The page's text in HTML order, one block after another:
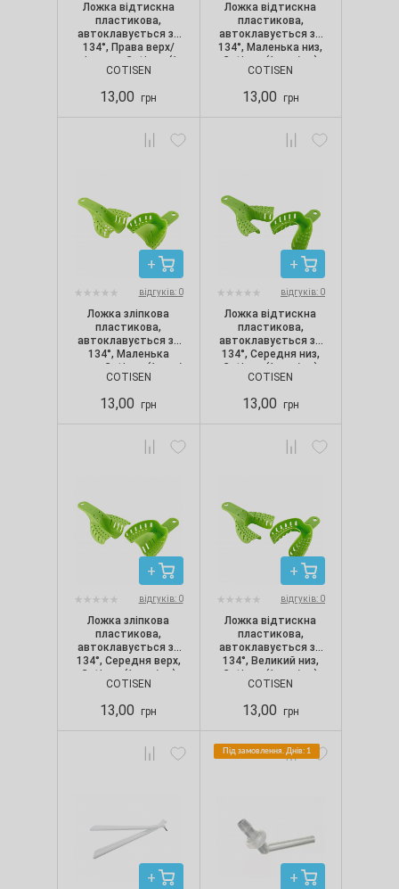
Ложка відтискна
пластикова,
автоклавується за
134°, Права верх/
ліва низ, Cotisen (1
шт./уп.)
COTISEN
13,00 грн
Ложка відтискна
пластикова,
автоклавується за
134°, Маленька низ,
Cotisen (1 шт./уп.)
COTISEN
13,00 грн
відгуків: 0
Ложка зліпкова
пластикова,
автоклавується за
134°, Маленька
верх, Cotisen (1 шт./
уп.)
COTISEN
13,00 грн
відгуків: 0
Ложка відтискна
пластикова,
автоклавується за
134°, Середня низ,
Cotisen (1 шт./уп.)
COTISEN
13,00 грн
відгуків: 0
Ложка зліпкова
пластикова,
автоклавується за
134°, Середня верх,
Cotisen (1 шт./уп.)
COTISEN
13,00 грн
відгуків: 0
Ложка відтискна
пластикова,
автоклавується за
134°, Великий низ,
Cotisen (1 шт./уп.)
COTISEN
13,00 грн
Під замовлення. Днів: 1